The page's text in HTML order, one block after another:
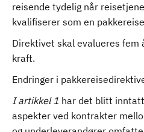
reisende tydelig når
kvalifiserer som en
Direktivet skal evalueres
kraft.
Endringer i
I artikkel 1 har det blitt
aspekter ved kontrakter